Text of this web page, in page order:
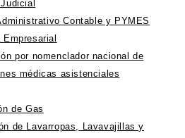
Contable y PYMES
por nomenclador nacional de
médicas asistenciales
de Gas
de Lavarropas, Lavavajillas y